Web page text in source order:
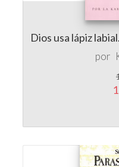
Dios usa lápiz
por